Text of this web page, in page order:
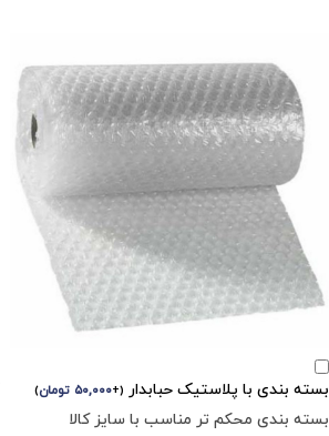
بسته بندی با پلاستیک حبابدار (
+۵۰,۰۰۰ تومان)
بسته بندی محکم تر مناسب با سایز کالا